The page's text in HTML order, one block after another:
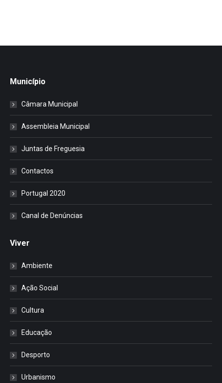
Município
Câmara Municipal
Assembleia Municipal
Juntas de Freguesia
Contactos
Portugal 2020
Canal de Denúncias
Viver
Ambiente
Ação Social
Cultura
Educação
Desporto
Urbanismo